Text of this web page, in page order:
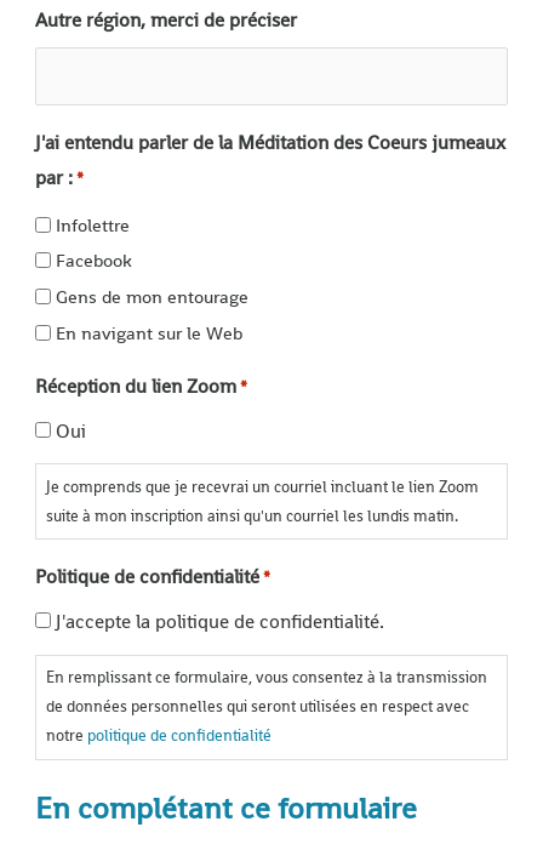
Autre région, merci de préciser
J'ai entendu parler de la Méditation des Coeurs jumeaux
par :*
Infolettre
Facebook
Gens de mon entourage
En navigant sur le Web
Réception du lien Zoom*
Oui
Je comprends que je recevrai un courriel incluant le lien Zoom
suite à mon inscription ainsi qu'un courriel les lundis matin.
Politique de confidentialité*
J'accepte la politique de confidentialité.
En remplissant ce formulaire, vous consentez à la transmission
de données personnelles qui seront utilisées en respect avec
notre politique de confidentialité
En complétant ce formulaire